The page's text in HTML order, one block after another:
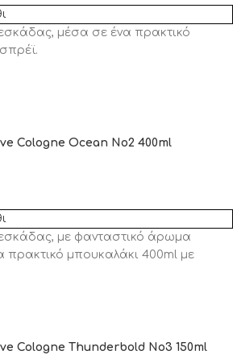
μέσα σε ένα πρακτικό
Cologne Ocean No2 400ml
με φανταστικό άρωμα
πρακτικό μπουκαλάκι 400ml με
Cologne Thunderbold No3 150ml